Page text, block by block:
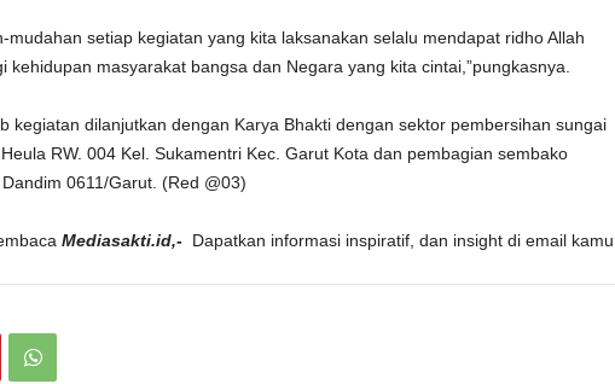
mudahan setiap kegiatan yang kita laksanakan selalu mendapat ridho Allah
kehidupan masyarakat bangsa dan Negara yang kita cintai,”pungkasnya.
kegiatan dilanjutkan dengan Karya Bhakti dengan sektor pembersihan sungai
RW. 004 Kel. Sukamentri Kec. Garut Kota dan pembagian sembako
0611/Garut. (Red @03)
Mediasakti.id,- Dapatkan informasi inspiratif, dan insight di email kamu